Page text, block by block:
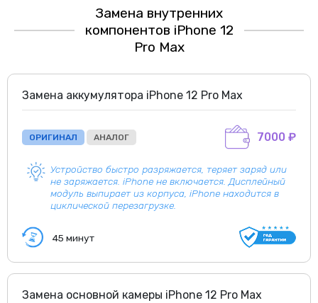
Замена внутренних
компонентов iPhone 12
Pro Max
Замена аккумулятора iPhone 12 Pro Max
7000 ₽
ОРИГИНАЛ АНАЛОГ
Устройство быстро разряжается, теряет заряд или
не заряжается. iPhone не включается. Дисплейный
модуль выпирает из корпуса, iPhone находится в
циклической перезагрузке.
45 минут
Замена основной камеры iPhone 12 Pro Max